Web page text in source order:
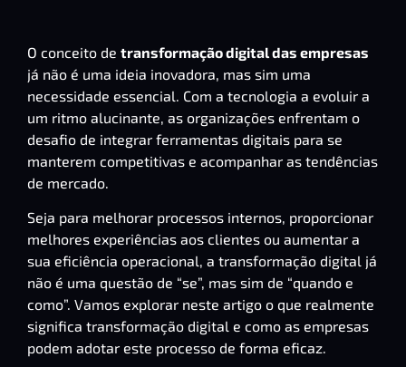
O conceito de transformação digital das empresas
já não é uma ideia inovadora, mas sim uma
necessidade essencial. Com a tecnologia a evoluir a
um ritmo alucinante, as organizações enfrentam o
desafio de integrar ferramentas digitais para se
manterem competitivas e acompanhar as tendências
de mercado.
Seja para melhorar processos internos, proporcionar
melhores experiências aos clientes ou aumentar a
sua eficiência operacional, a transformação digital já
não é uma questão de “se”, mas sim de “quando e
como”. Vamos explorar neste artigo o que realmente
significa transformação digital e como as empresas
podem adotar este processo de forma eficaz.